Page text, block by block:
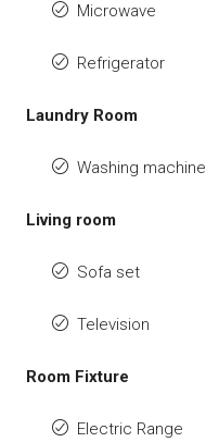
Microwave
Refrigerator
Laundry Room
Washing machine
Living room
Sofa set
Television
Room Fixture
Electric Range